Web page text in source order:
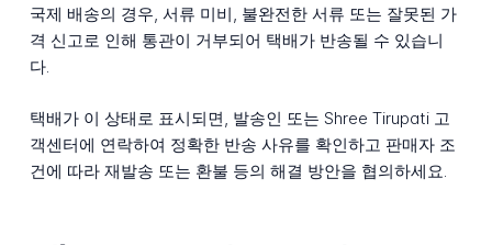
국제 배송의 경우, 서류 미비, 불완전한 서류 또는 잘못된 가
격 신고로 인해 통관이 거부되어 택배가 반송될 수 있습니
다.
택배가 이 상태로 표시되면, 발송인 또는 Shree Tirupati 고
객센터에 연락하여 정확한 반송 사유를 확인하고 판매자 조
건에 따라 재발송 또는 환불 등의 해결 방안을 협의하세요.